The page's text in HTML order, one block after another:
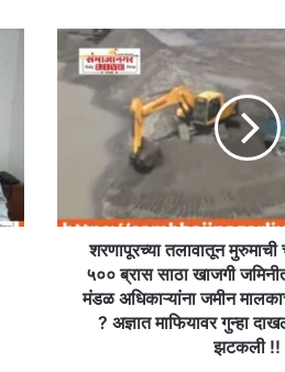
शरणापूरच्या
तलावातून
मुरुमाची
ब्रास
खाजगी
जमिनीत
आढळला
शरणापूरच्या तलावातून
५०० ब्रास साठा खाजगी
मंडळ अधिकाऱ्यांना जमीन
? अज्ञात माफियावर गुन्हा
झटकली !!